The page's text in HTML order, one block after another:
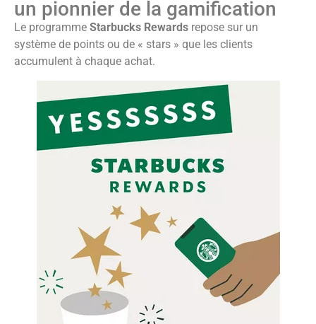
un pionnier de la gamification
Le programme Starbucks Rewards repose sur un
système de points ou de « stars » que les clients
accumulent à chaque achat.